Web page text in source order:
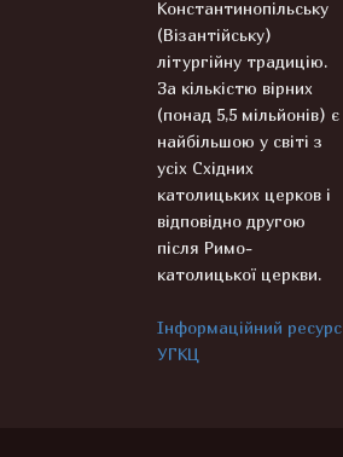
Константинопільську
(Візантійську)
літургійну традицію.
За кількістю вірних
(понад 5,5 мільйонів) є
найбільшою у світі з
усіх Східних
католицьких церков і
відповідно другою
після Римо-
католицької церкви.
Інформаційний ресурс
УГКЦ